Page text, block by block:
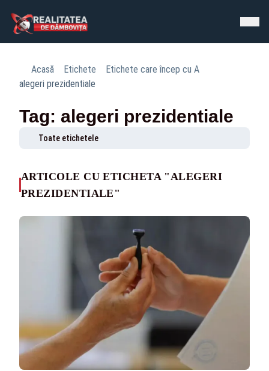
Acasă Etichete
Etichete care încep cu A
alegeri prezidentiale
Tag: alegeri prezidentiale
Toate etichetele
ARTICOLE CU ETICHETA "ALEGERI
PREZIDENTIALE"